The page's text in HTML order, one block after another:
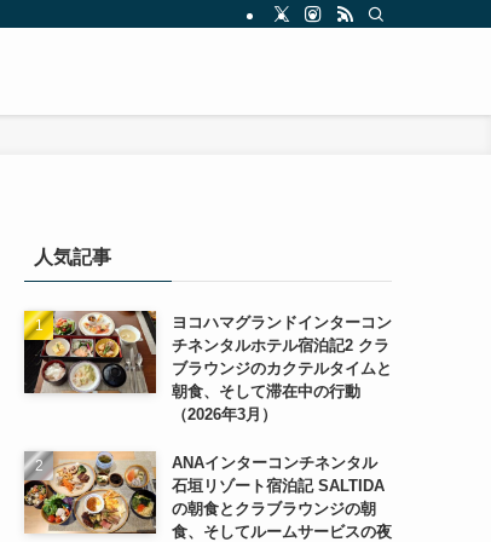
人気記事
ヨコハマグランドインターコン
チネンタルホテル宿泊記2 クラ
ブラウンジのカクテルタイムと
朝食、そして滞在中の行動
（2026年3月）
ANAインターコンチネンタル
石垣リゾート宿泊記 SALTIDA
の朝食とクラブラウンジの朝
食、そしてルームサービスの夜